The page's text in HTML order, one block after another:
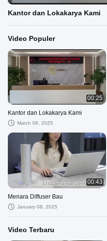
Kantor dan Lokakarya Kami
Video Populer
00:25
Kantor dan Lokakarya Kami
March 06, 2025
00:43
Menara Diffuser Bau
January 08, 2025
Video Terbaru